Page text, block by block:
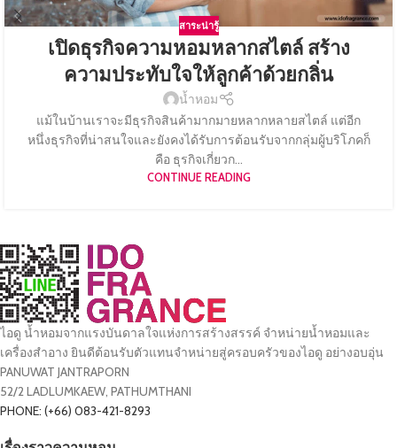
สาระน่ารู้
เปิดธุรกิจความหอมหลากสไตล์ สร้าง
ความประทับใจให้ลูกค้าด้วยกลิ่น
น้ำหอม
แม้ในบ้านเราจะมีธุรกิจสินค้ามากมายหลากหลายสไตล์ แต่อีก
หนึ่งธุรกิจที่น่าสนใจและยังคงได้รับการต้อนรับจากกลุ่มผู้บริโภคก็
คือ ธุรกิจเกี่ยวก...
CONTINUE READING
ไอดู น้ำหอมจากแรงบันดาลใจแห่งการสร้างสรรค์ จำหน่ายน้ำหอมและ
เครื่องสำอาง ยินดีต้อนรับตัวแทนจำหน่ายสู่ครอบครัวของไอดู อย่างอบอุ่น
PANUWAT JANTRAPORN
52/2 LADLUMKAEW, PATHUMTHANI
PHONE: (+66) 083-421-8293